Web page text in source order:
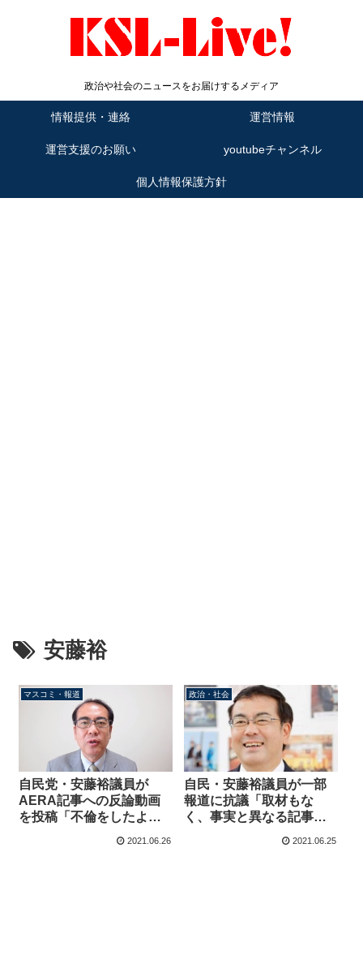
政治や社会のニュースをお届けするメディア
情報提供・連絡 運営情報
運営支援のお願い youtubeチャンネル
個人情報保護方針
安藤裕
マスコミ・報道
自民党・安藤裕議員が
AERA記事への反論動画
を投稿「不倫をしたよう
ような嘘の記事を書くの
2021.06.26
政治・社会
自民・安藤裕議員が一部
報道に抗議「取材もな
く、事実と異なる記事」
固たる対応を取る」
2021.06.25